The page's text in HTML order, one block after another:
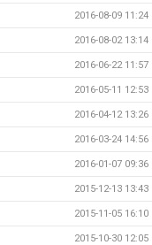
2016-08-09 11:24
2016-08-02 13:14
2016-06-22 11:57
2016-05-11 12:53
2016-04-12 13:26
2016-03-24 14:56
2016-01-07 09:36
2015-12-13 13:43
2015-11-05 16:10
2015-10-30 12:05